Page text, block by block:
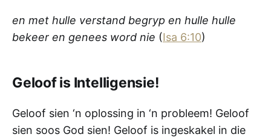
en met hulle verstand begryp en hulle hulle
bekeer en genees word nie (Isa 6:10)
Geloof is Intelligensie!
Geloof sien ‘n oplossing in ‘n probleem! Geloof
sien soos God sien! Geloof is ingeskakel in die